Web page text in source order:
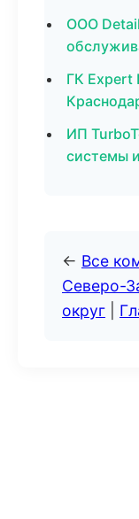
ООО
ГК Expert
ИП
системы
← Все
Северо-
округ